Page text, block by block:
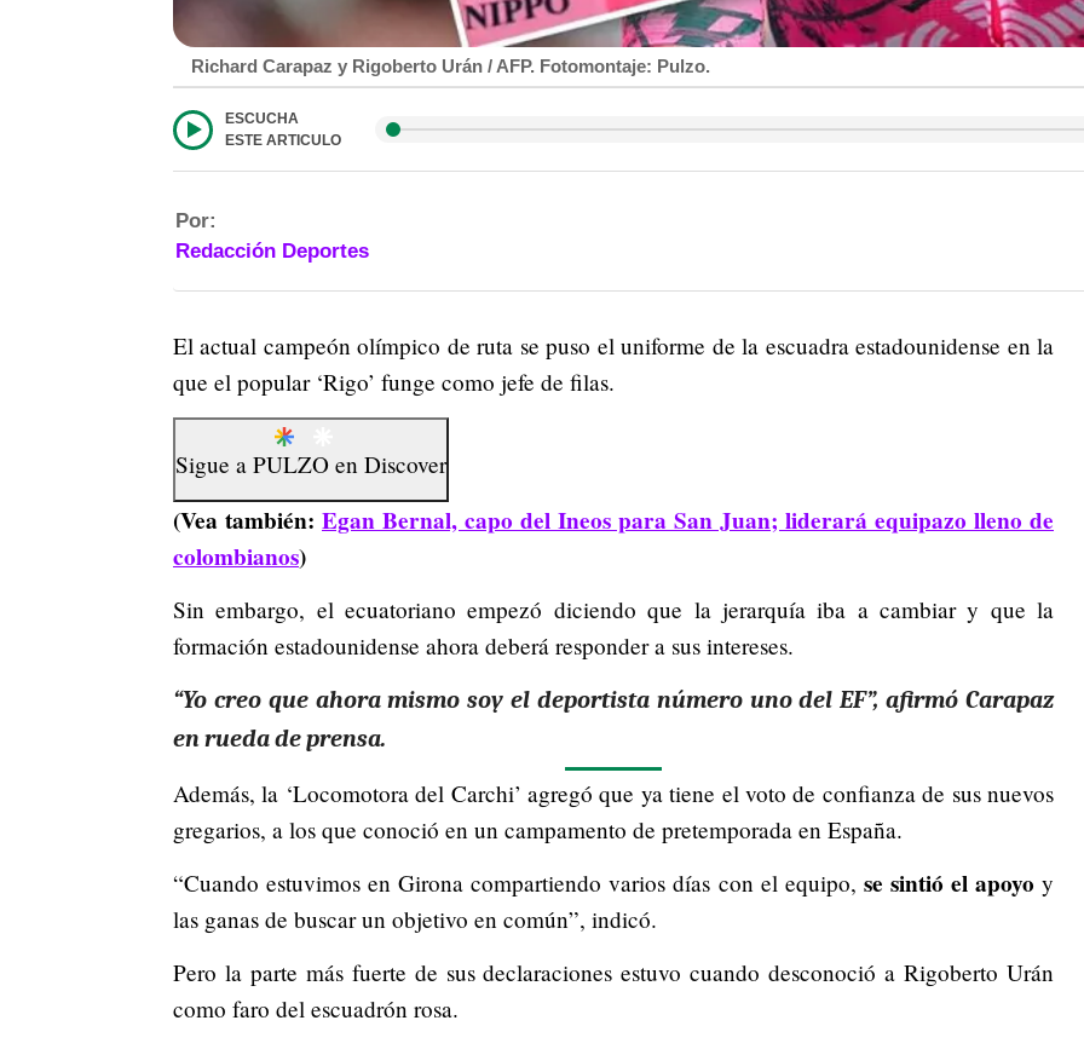
Richard Carapaz y Rigoberto Urán / AFP. Fotomontaje: Pulzo.
ESCUCHA
ESTE ARTICULO
Por:
Redacción Deportes
El actual campeón olímpico de ruta se puso el uniforme de la escuadra estadounidense en la
que el popular ‘Rigo’ funge como jefe de filas.
Sigue a PULZO en Discover
(Vea también: Egan Bernal, capo del Ineos para San Juan; liderará equipazo lleno de
colombianos)
Sin embargo, el ecuatoriano empezó diciendo que la jerarquía iba a cambiar y que la
formación estadounidense ahora deberá responder a sus intereses.
“Yo creo que ahora mismo soy el deportista número uno del EF”, afirmó Carapaz
en rueda de prensa.
Además, la ‘Locomotora del Carchi’ agregó que ya tiene el voto de confianza de sus nuevos
gregarios, a los que conoció en un campamento de pretemporada en España.
“Cuando estuvimos en Girona compartiendo varios días con el equipo, se sintió el apoyo y
las ganas de buscar un objetivo en común”, indicó.
Pero la parte más fuerte de sus declaraciones estuvo cuando desconoció a Rigoberto Urán
como faro del escuadrón rosa.